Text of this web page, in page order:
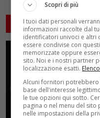
ARTICOLI CORRELATI
Scopri di più
I tuoi dati personali
informazioni raccolte dal
identificatori univoci e
essere condivise con
memorizzate oppure
sito. Noi e i nostri partner
localizzazione esatti.
Alcuni fornitori
base dell'interesse
le tue opzioni qui sotto.
pagina o nel menu del sito
nelle impostazioni della